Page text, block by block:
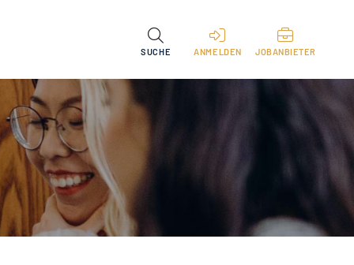
SUCHE ANMELDEN JOBANBIETER